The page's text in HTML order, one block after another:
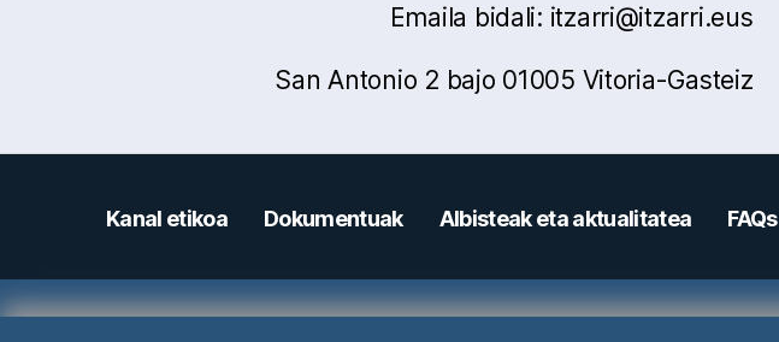
Emaila bidali: itzarri@itzarri.eus
San Antonio 2 bajo 01005 Vitoria-Gasteiz
Kanal etikoa Dokumentuak Albisteak eta aktualitatea FAQs